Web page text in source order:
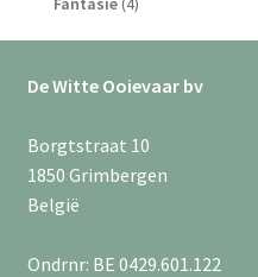
De Witte Ooievaar bv
Borgtstraat 10
1850 Grimbergen
België
Ondrnr: BE 0429.601.122